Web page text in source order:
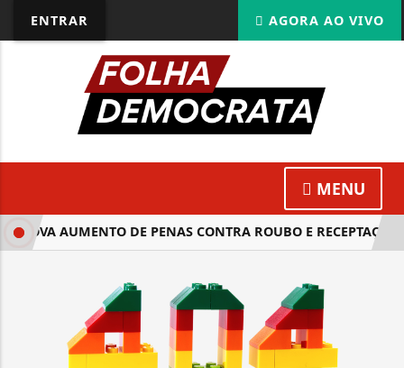
ENTRAR AGORA AO VIVO
MENU
AUMENTO DE PENAS CONTRA ROUBO E RECEPTAÇÃO